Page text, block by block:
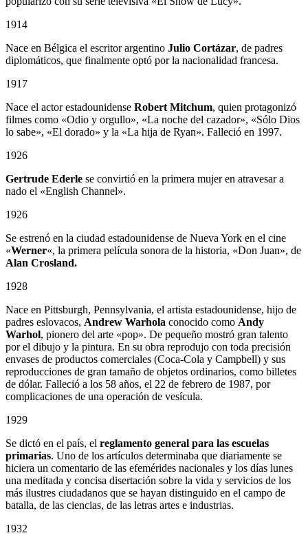
1914
Nace en Bélgica el escritor argentino Julio Cortázar, de padres
diplomáticos, que finalmente optó por la nacionalidad francesa.
1917
Nace el actor estadounidense Robert Mitchum, quien protagonizó
filmes como «Odio y orgullo», «La noche del cazador», «Sólo Dios
lo sabe», «El dorado» y la «La hija de Ryan». Falleció en 1997.
1926
Gertrude Ederle se convirtió en la primera mujer en atravesar a
nado el «English Channel».
1926
Se estrenó en la ciudad estadounidense de Nueva York en el cine
«Werner«, la primera película sonora de la historia, «Don Juan», de
Alan Crosland.
1928
Nace en Pittsburgh, Pennsylvania, el artista estadounidense, hijo de
padres eslovacos, Andrew Warhola conocido como Andy
Warhol, pionero del arte «pop». De pequeño mostró gran talento
por el dibujo y la pintura. En su obra reprodujo con toda precisión
envases de productos comerciales (Coca-Cola y Campbell) y sus
reproducciones de gran tamaño de objetos ordinarios, como billetes
de dólar. Falleció a los 58 años, el 22 de febrero de 1987, por
complicaciones de una operación de vesícula.
1929
Se dictó en el país, el reglamento general para las escuelas
primarias. Uno de los artículos determinaba que diariamente se
hiciera un comentario de las efemérides nacionales y los días lunes
una meditada y concisa disertación sobre la vida y servicios de los
más ilustres ciudadanos que se hayan distinguido en el campo de
batalla, de las ciencias, de las letras artes e industrias.
1932